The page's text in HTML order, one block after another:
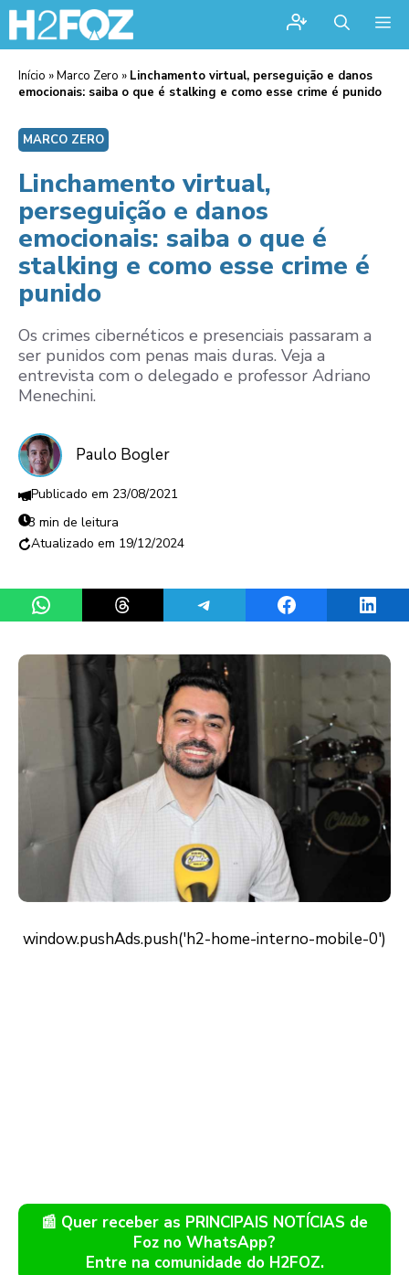
Início »Marco Zero » Linchamento virtual, perseguição e danos
emocionais: saiba o que é stalking e como esse crime é punido
MARCO ZERO
Linchamento virtual,
perseguição e danos
emocionais: saiba o que é
stalking e como esse crime é
punido
Os crimes cibernéticos e presenciais passaram a
ser punidos com penas mais duras. Veja a
entrevista com o delegado e professor Adriano
Menechini.
Paulo Bogler
23/08/2021
3 min de leitura
19/12/2024
Share on WhatsAppShare on ThreadsShare on TelegramShare on Facebook
📰 Quer receber as PRINCIPAIS NOTÍCIAS de
Foz no WhatsApp?
Entre na comunidade do H2FOZ.